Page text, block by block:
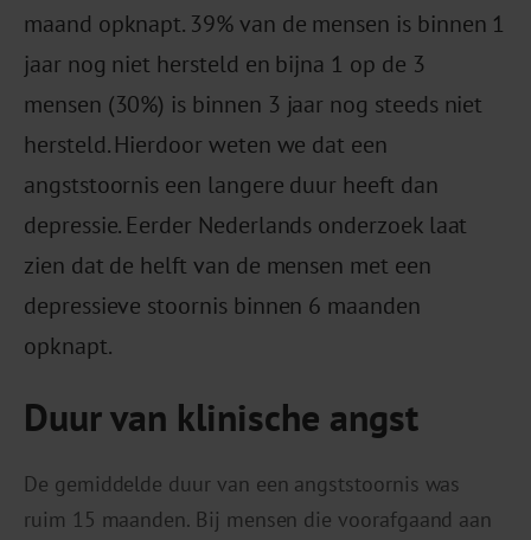
maand opknapt. 39% van de mensen is binnen 1
jaar nog niet hersteld en bijna 1 op de 3
mensen (30%) is binnen 3 jaar nog steeds niet
hersteld. Hierdoor weten we dat een
angststoornis een langere duur heeft dan
depressie. Eerder Nederlands onderzoek laat
zien dat de helft van de mensen met een
depressieve stoornis binnen 6 maanden
opknapt.
Duur van klinische angst
De gemiddelde duur van een angststoornis was
ruim 15 maanden. Bij mensen die voorafgaand aan